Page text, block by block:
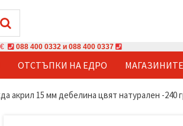
088 400 0332 и 088 400 0337
ОТСТЪПКИ НА ЕДРО
акрил 15 мм дебелина цвят натурален -240